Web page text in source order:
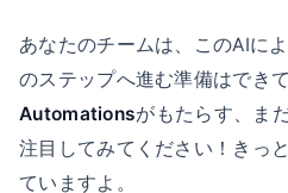
あなたのチームは、このAIに
のステップへ進む準備はでき
Automationsがもたらす、ま
注目してみてください！きっ
ていますよ。